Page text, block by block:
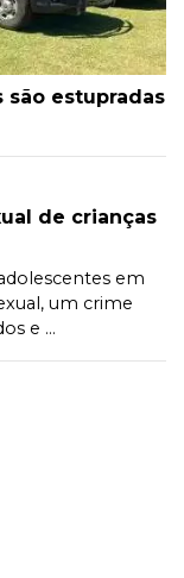
são estupradas
de crianças
em
um crime
e ...